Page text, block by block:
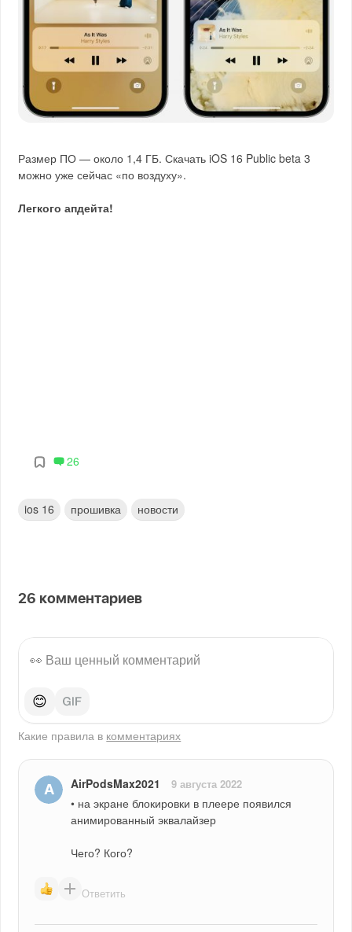
Размер ПО — около 1,4 ГБ. Скачать iOS 16 Public beta 3
можно уже сейчас «по воздуху».
Легкого апдейта!
26
ios 16 прошивка новости
26 комментариев
😊
Какие правила в комментариях
AirPodsMax2021 9 августа 2022
• на экране блокировки в плеере появился
анимированный эквалайзер
Чего? Кого?
Ответить